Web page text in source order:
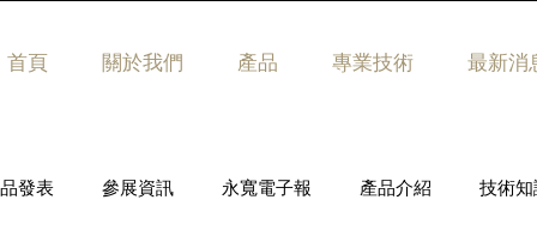
首頁 關於我們 產品 專業技術 最新消
發表 參展資訊 永寬電子報 產品介紹 技術知